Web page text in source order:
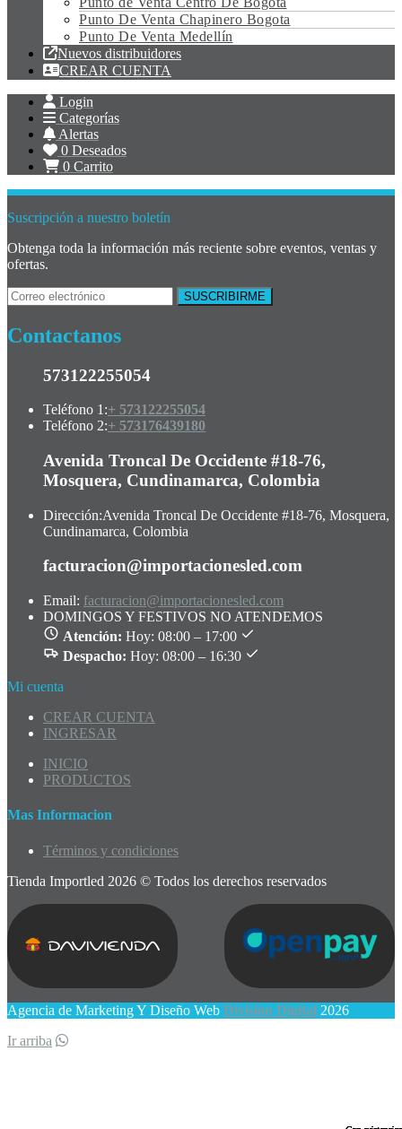
Punto De Venta Chapinero Bogota
Punto De Venta Medellín
Nuevos distribuidores
CREAR CUENTA
Login
Categorías
Alertas
0 Deseados
0 Carrito
Suscripción a nuestro boletín
Obtenga toda la información más reciente sobre eventos, ventas y
ofertas.
Contactanos
573122255054
Teléfono 1:+ 573122255054
Teléfono 2:+ 573176439180
Avenida Troncal De Occidente #18-76,
Mosquera, Cundinamarca, Colombia
Dirección:Avenida Troncal De Occidente #18-76, Mosquera,
Cundinamarca, Colombia
facturacion@importacionesled.com
Email: facturacion@importacionesled.com
DOMINGOS Y FESTIVOS NO ATENDEMOS
Atención: Hoy: 08:00 – 17:00
Despacho: Hoy: 08:00 – 16:30
Mi cuenta
CREAR CUENTA
INGRESAR
INICIO
PRODUCTOS
Mas Informacion
Términos y condiciones
Tienda Importled 2026 © Todos los derechos reservados
Agencia de Marketing Y Diseño Web División Digital 2026
Ir arriba